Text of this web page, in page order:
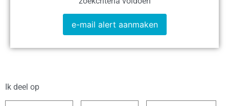
e-mail alert aanmaken
Ik deel op